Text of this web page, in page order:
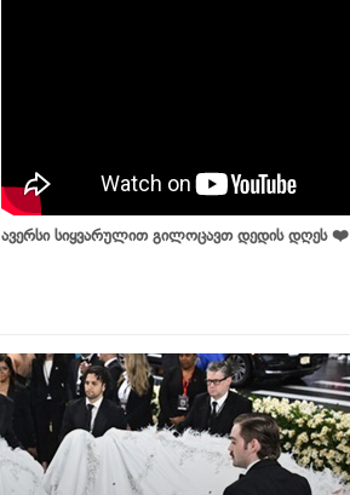
ავერსი სიყვარულით გილოცავთ დედის დღეს ❤️